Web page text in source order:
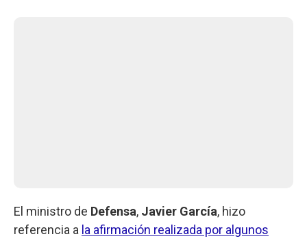
El ministro de Defensa, Javier García, hizo
referencia a la afirmación realizada por algunos